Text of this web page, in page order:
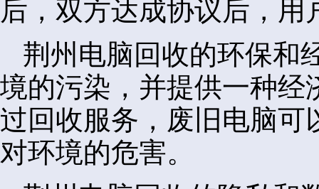
后，双方达成协议后，
荆州电脑回收的环保和
境的污染，并提供一种经
过回收服务，废旧电脑可
对环境的危害。